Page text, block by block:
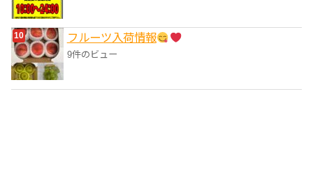
フルーツ入荷情報
9件のビュー